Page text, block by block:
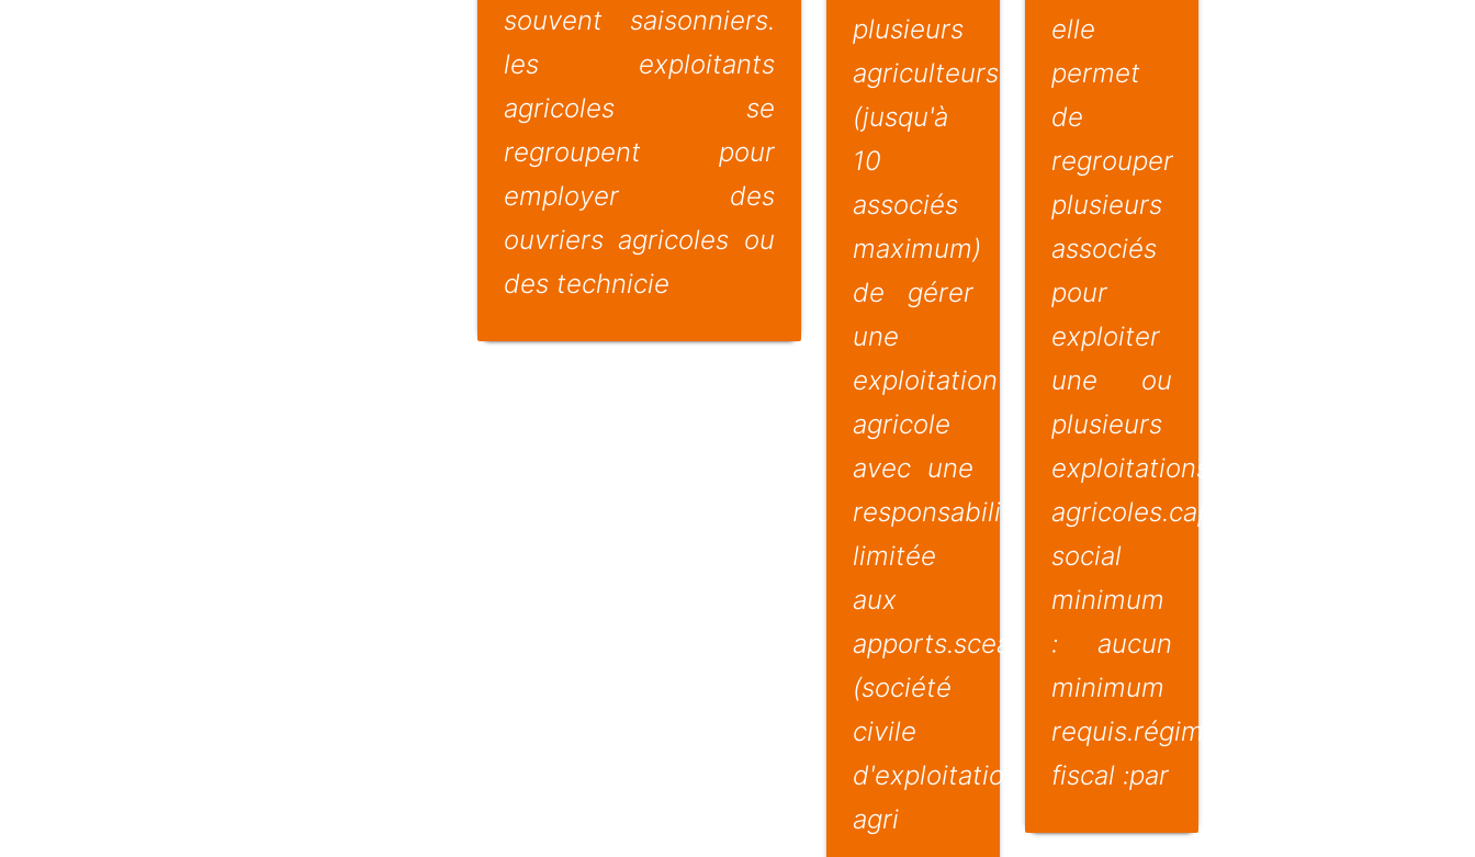
souvent saisonniers.
les exploitants
agricoles se
regroupent pour
employer des
ouvriers agricoles ou
des technicie
plusieurs
agriculteurs
(jusqu'à
10
associés
maximum)
de gérer
une
exploitation
agricole
avec une
responsabilité
limitée
aux
apports.scea
(société
civile
d'exploitation
agri
elle
permet
de
regrouper
plusieurs
associés
pour
exploiter
une ou
plusieurs
exploitations
agricoles.capital
social
minimum
: aucun
minimum
requis.régime
fiscal :par